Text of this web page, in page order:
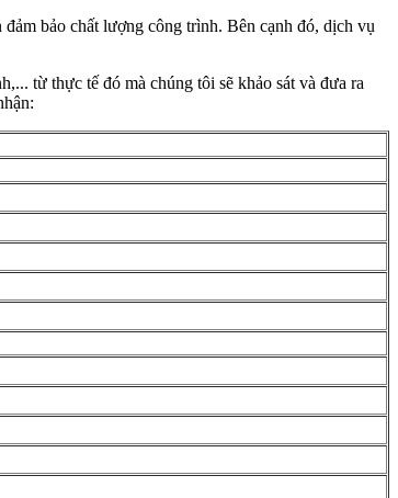
bảo chất lượng công trình. Bên cạnh đó, dịch vụ
từ thực tế đó mà chúng tôi sẽ khảo sát và đưa ra